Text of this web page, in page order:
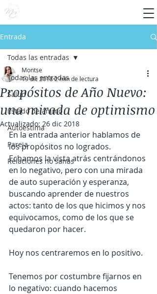
Entrada
Todas las entradas
Salud
Estado de ánimo
Autoestima
Pareja
Relaciones no sanas
Todas las entradas
Propósitos de Año Nuevo:
una mirada de optimismo
Montse
19 dic 20182 min de lectura
Actualizado: 26 dic 2018
En la entrada anterior hablamos de
los propósitos no logrados.
Echamos la vista atrás centrándonos
en lo negativo, pero con una mirada
de auto superación y esperanza,
buscando aprender de nuestros
actos: tanto de los que hicimos y nos
equivocamos, como de los que se
quedaron por hacer.
Hoy nos centraremos en lo positivo.
Tenemos por costumbre fijarnos en
lo negativo: cuando hacemos